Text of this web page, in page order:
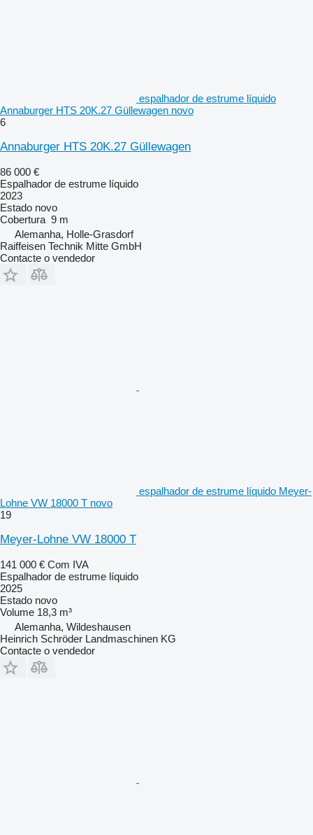
espalhador de estrume líquido
Annaburger HTS 20K.27 Güllewagen novo
6
Annaburger HTS 20K.27 Güllewagen
86 000 €
Espalhador de estrume líquido
2023
Estado novo
Cobertura 9 m
Alemanha, Holle-Grasdorf
Raiffeisen Technik Mitte GmbH
Contacte o vendedor
espalhador de estrume líquido Meyer-
Lohne VW 18000 T novo
19
Meyer-Lohne VW 18000 T
141 000 € Com IVA
Espalhador de estrume líquido
2025
Estado novo
Volume 18,3 m³
Alemanha, Wildeshausen
Heinrich Schröder Landmaschinen KG
Contacte o vendedor